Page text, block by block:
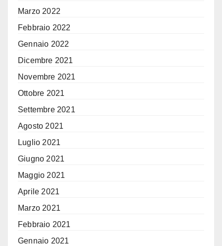
Marzo 2022
Febbraio 2022
Gennaio 2022
Dicembre 2021
Novembre 2021
Ottobre 2021
Settembre 2021
Agosto 2021
Luglio 2021
Giugno 2021
Maggio 2021
Aprile 2021
Marzo 2021
Febbraio 2021
Gennaio 2021